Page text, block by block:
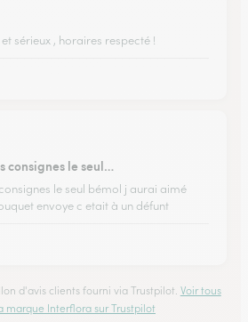
sérieux , horaires respecté !
consignes le seul…
le seul bémol j aurai aimé
envoye c etait à un défunt
d'avis clients fourni via Trustpilot. Voir tous
marque Interflora sur Trustpilot